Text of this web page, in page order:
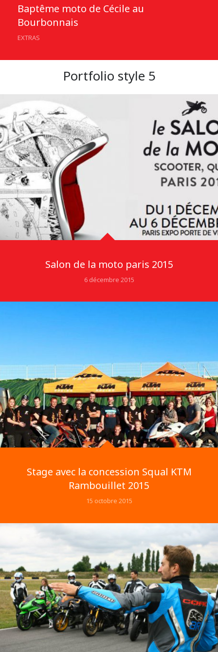
Baptême moto de Cécile au
Bourbonnais
EXTRAS
Portfolio style 5
Salon de la moto paris 2015
6 décembre 2015
Stage avec la concession Squal KTM
Rambouillet 2015
15 octobre 2015